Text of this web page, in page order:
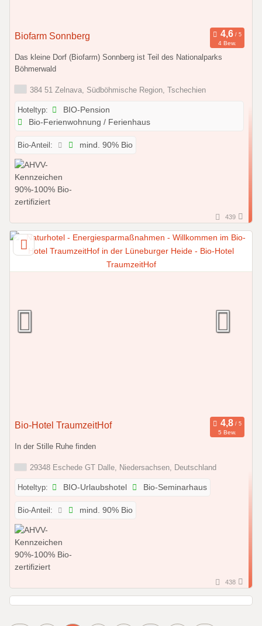
Biofarm Sonnberg
4 Bew.
Das kleine Dorf (Biofarm) Sonnberg ist Teil des Nationalparks
Böhmerwald
384 51 Zelnava, Südböhmische Region, Tschechien
Hoteltyp:
BIO-Pension
Bio-Ferienwohnung / Ferienhaus
Bio-Anteil: mind. 90% Bio
439
Bio-Hotel TraumzeitHof
5 Bew.
In der Stille Ruhe finden
29348 Eschede GT Dalle, Niedersachsen, Deutschland
Hoteltyp: BIO-Urlaubshotel Bio-Seminarhaus
Bio-Anteil: mind. 90% Bio
438